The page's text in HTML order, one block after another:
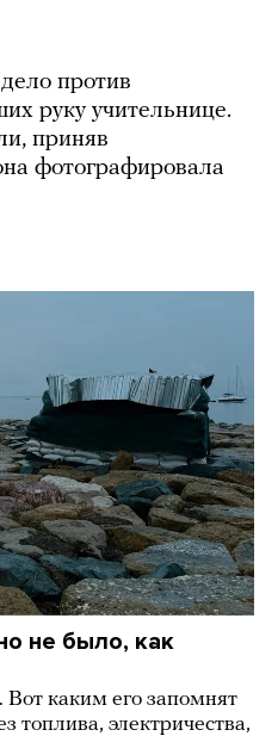
против
руку учительнице.
приняв
фотографировала
не было, как
каким его запомнят
топлива, электричества,